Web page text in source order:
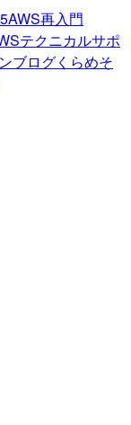
AWS再入門
テクニカルサポ
ブログくらめそ